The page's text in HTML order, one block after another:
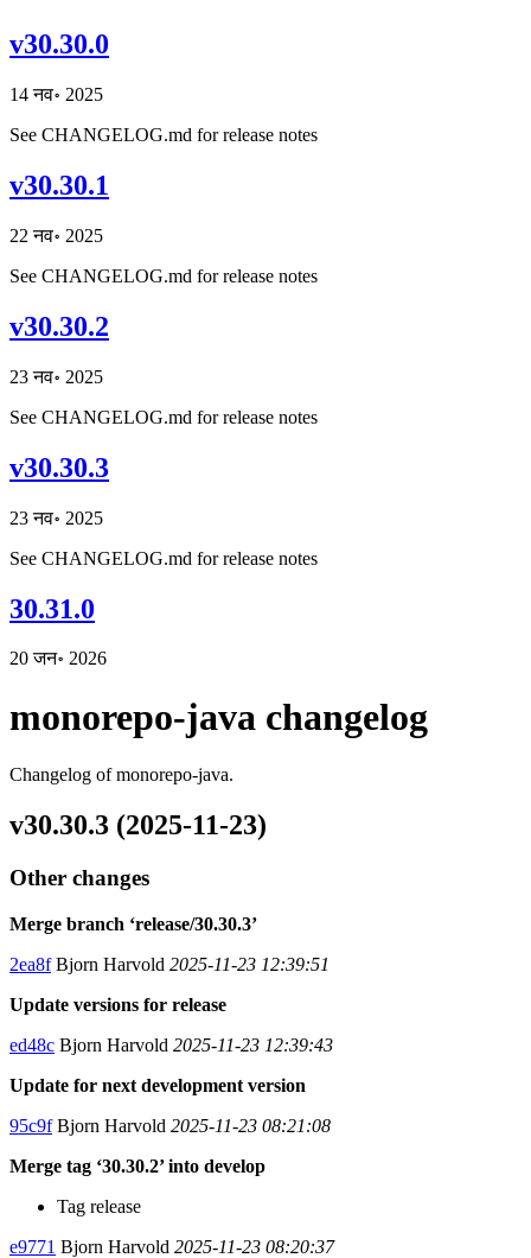
v30.30.0
14 नव॰ 2025
See CHANGELOG.md for release notes
v30.30.1
22 नव॰ 2025
See CHANGELOG.md for release notes
v30.30.2
23 नव॰ 2025
See CHANGELOG.md for release notes
v30.30.3
23 नव॰ 2025
See CHANGELOG.md for release notes
30.31.0
20 जन॰ 2026
monorepo-java changelog
Changelog of monorepo-java.
v30.30.3 (2025-11-23)
Other changes
Merge branch ‘release/30.30.3’
2ea8fBjorn Harvold 2025-11-23 12:39:51
Update versions for release
ed48c Bjorn Harvold 2025-11-23 12:39:43
Update for next development version
95c9fBjorn Harvold 2025-11-23 08:21:08
Merge tag ‘30.30.2’ into develop
Tag release
e9771 Bjorn Harvold 2025-11-23 08:20:37